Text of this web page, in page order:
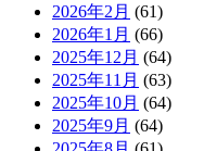
2026年2月 (61)
2026年1月 (66)
2025年12月 (64)
2025年11月 (63)
2025年10月 (64)
2025年9月 (64)